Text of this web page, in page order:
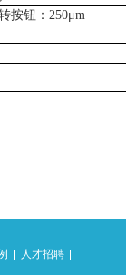
按钮：250μm
人才招聘